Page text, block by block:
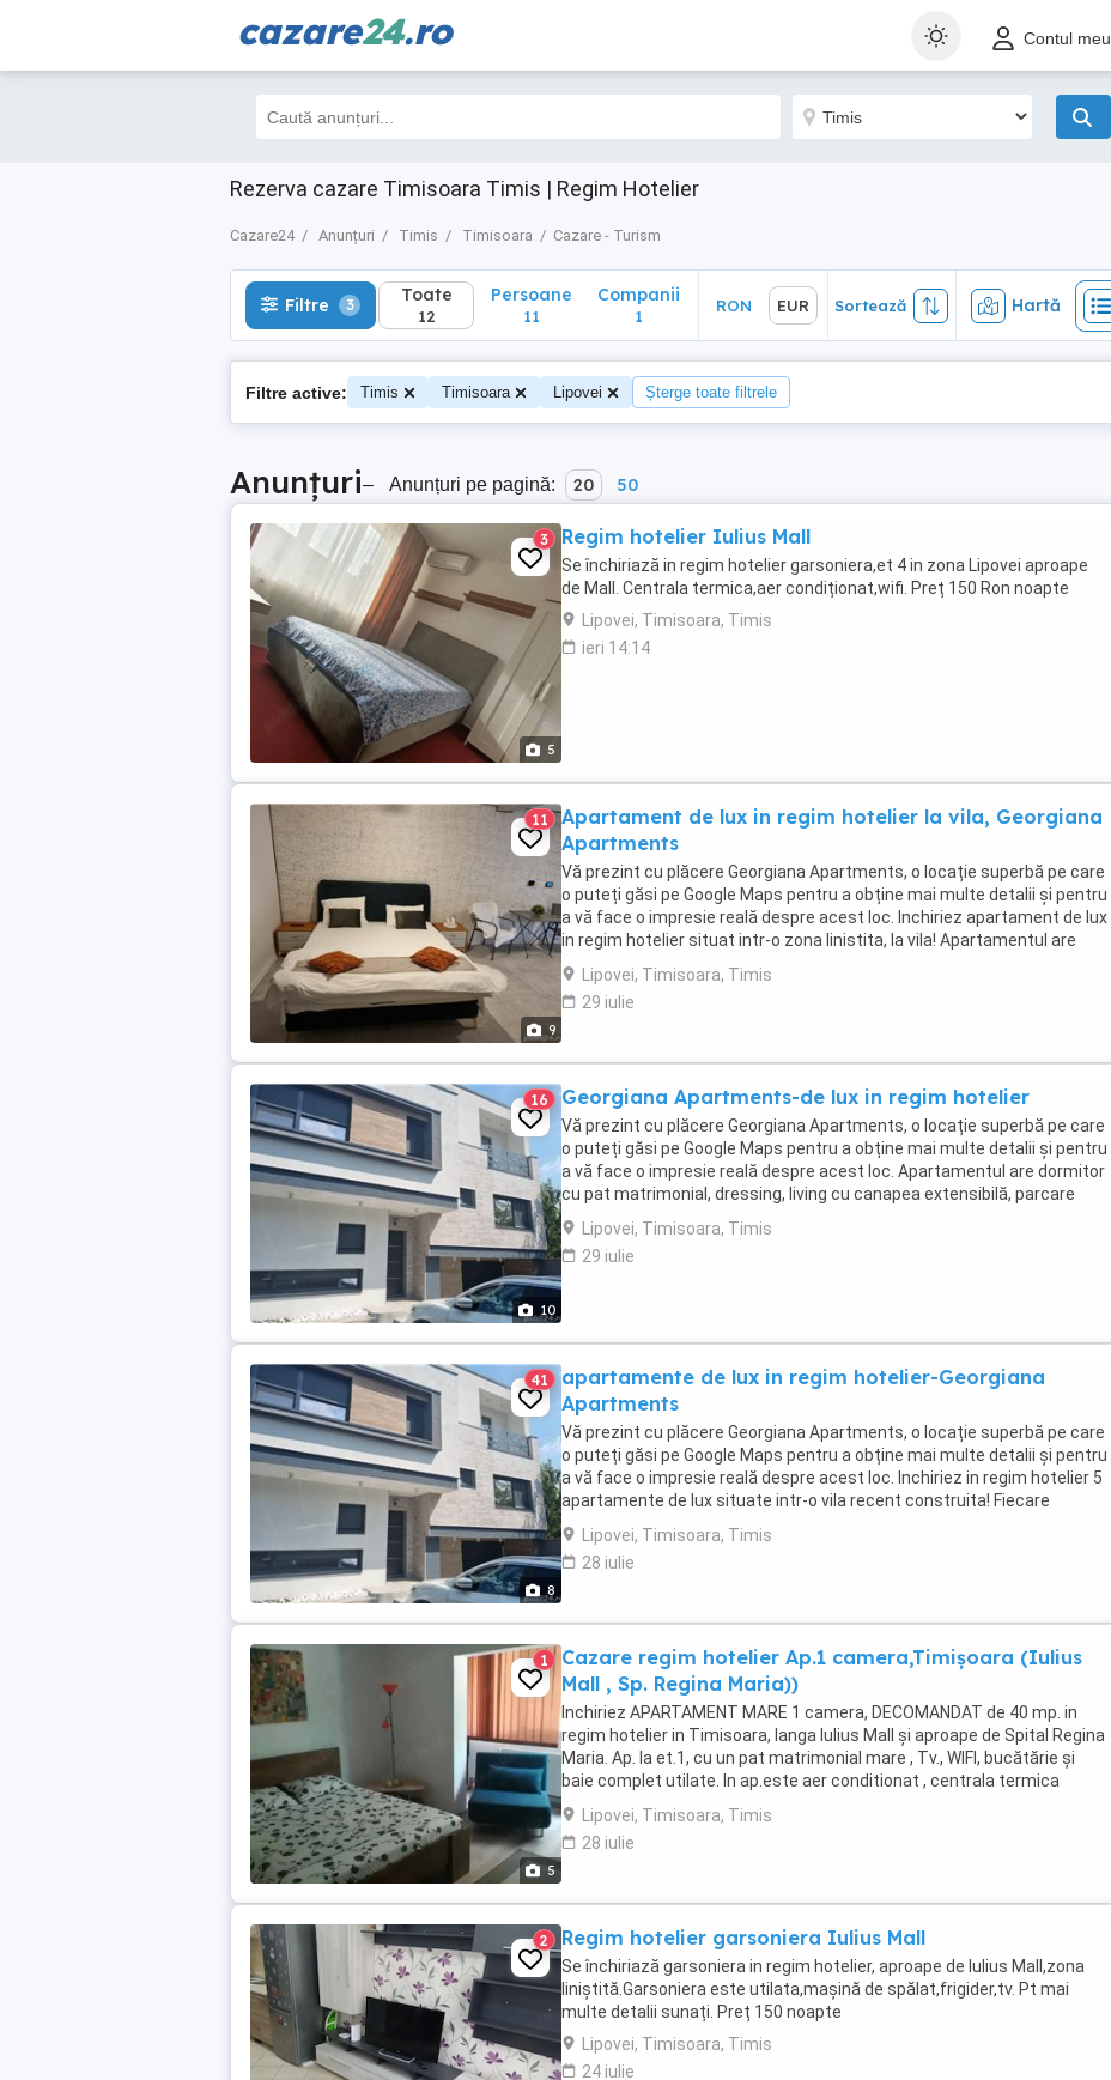
cazare24.ro Contul meu
Rezerva cazare Timisoara Timis | Regim Hotelier
Cazare24 Anunțuri Timis Timisoara Cazare - Turism
Filtre 3 Toate
12
Hartă
Filtre 3 Toate
12
Persoane
11
Companii
1
RON EUR Sortează Hartă
Filtre active: Timis Timisoara Lipovei Șterge toate filtrele
Anunțuri– Anunțuri pe pagină: 20 50
5
3 Regim hotelier Iulius Mall
Se închiriază in regim hotelier garsoniera,et 4 in zona Lipovei aproape
de Mall. Centrala termica,aer condiționat,wifi. Preț 150 Ron noapte
Lipovei, Timisoara, Timis
ieri 14:14
9
11
Apartament de lux in regim hotelier la vila, Georgiana
Apartments
Vă prezint cu plăcere Georgiana Apartments, o locație superbă pe care
o puteți găsi pe Google Maps pentru a obține mai multe detalii și pentru
a vă face o impresie reală despre acest loc. Inchiriez apartament de lux
in regim hotelier situat intr-o zona linistita, la vila! Apartamentul are
dormitor ...
Lipovei, Timisoara, Timis
29 iulie
10
16 Georgiana Apartments-de lux in regim hotelier
Vă prezint cu plăcere Georgiana Apartments, o locație superbă pe care
o puteți găsi pe Google Maps pentru a obține mai multe detalii și pentru
a vă face o impresie reală despre acest loc. Apartamentul are dormitor
cu pat matrimonial, dressing, living cu canapea extensibilă, parcare
privată, zonă liniștită. Situat ...
Lipovei, Timisoara, Timis
29 iulie
8
41
apartamente de lux in regim hotelier-Georgiana
Apartments
Vă prezint cu plăcere Georgiana Apartments, o locație superbă pe care
o puteți găsi pe Google Maps pentru a obține mai multe detalii și pentru
a vă face o impresie reală despre acest loc. Inchiriez in regim hotelier 5
apartamente de lux situate intr-o vila recent construita! Fiecare
apartament are ...
Lipovei, Timisoara, Timis
28 iulie
5
1
Cazare regim hotelier Ap.1 camera,Timișoara (Iulius
Mall , Sp. Regina Maria))
Inchiriez APARTAMENT MARE 1 camera, DECOMANDAT de 40 mp. in
regim hotelier in Timisoara, langa Iulius Mall și aproape de Spital Regina
Maria. Ap. la et.1, cu un pat matrimonial mare , Tv., WIFI, bucătărie și
baie complet utilate. In ap.este aer conditionat , centrala termica
proprie. Se pot caza 2 persoane.La ...
Lipovei, Timisoara, Timis
28 iulie
2 Regim hotelier garsoniera Iulius Mall
Se închiriază garsoniera in regim hotelier, aproape de Iulius Mall,zona
liniștită.Garsoniera este utilata,mașină de spălat,frigider,tv. Pt mai
multe detalii sunați. Preț 150 noapte
Lipovei, Timisoara, Timis
24 iulie